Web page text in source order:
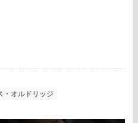
・オルドリッジ